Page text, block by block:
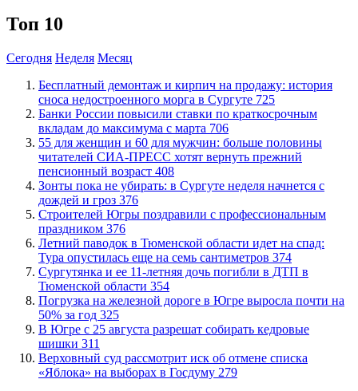
Топ 10
Сегодня Неделя Месяц
​Бесплатный демонтаж и кирпич на продажу: история
сноса недостроенного морга в Сургуте 725
​Банки России повысили ставки по краткосрочным
вкладам до максимума с марта 706
​55 для женщин и 60 для мужчин: больше половины
читателей СИА-ПРЕСС хотят вернуть прежний
пенсионный возраст 408
​Зонты пока не убирать: в Сургуте неделя начнется с
дождей и гроз 376
​Строителей Югры поздравили с профессиональным
праздником 376
​Летний паводок в Тюменской области идет на спад:
Тура опустилась еще на семь сантиметров 374
Сургутянка и ее 11-летняя дочь погибли в ДТП в
Тюменской области 354
​Погрузка на железной дороге в Югре выросла почти на
50% за год 325
​В Югре с 25 августа разрешат собирать кедровые
шишки 311
​Верховный суд рассмотрит иск об отмене списка
«Яблока» на выборах в Госдуму 279